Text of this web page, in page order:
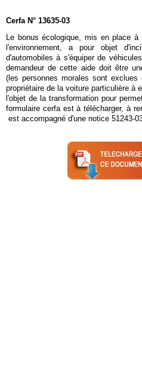
Cerfa N° 13635-03
Le bonus écologique, mis en place
l'environnement, a pour objet
d'automobiles à s'équiper de
demandeur de cette aide doit être
(les personnes morales sont
propriétaire de la voiture particulière à
l'objet de la transformation pour
formulaire cerfa est à télécharger, à
est accompagné d'une notice 51243-